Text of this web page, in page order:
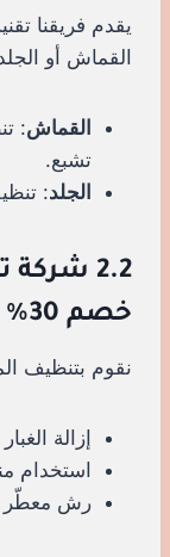
يقدم فريقنا
القماش أو
القماش:
تشبع.
الجلد:
2.2
خصم 30%
نقوم بتنظيف
إزالة
استخدام
رش معطّر